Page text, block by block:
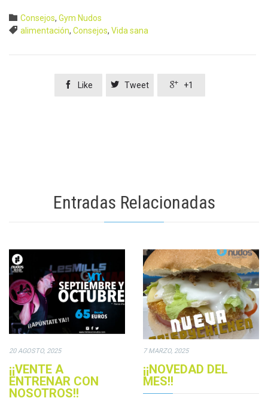
 Category
Consejos, Gym Nudos
 Tags
alimentación, Consejos, Vida sana
 Like  Tweet  +1
Entradas Relacionadas
20 AGOSTO, 2025
¡¡VENTE A
ENTRENAR CON
NOSOTROS!!
7 MARZO, 2025
¡¡NOVEDAD DEL
MES!!